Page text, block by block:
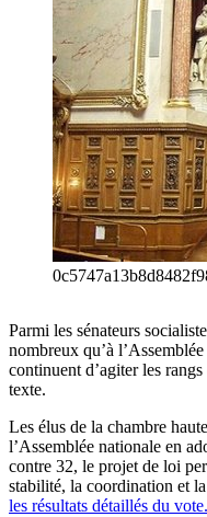
Parmi les sénateurs
nombreux qu’à
continuent d’agiter les
texte.
Les élus de la chambre
l’Assemblée nationale en
contre 32, le projet de loi
stabilité, la coordination et
les résultats détaillés du vote.